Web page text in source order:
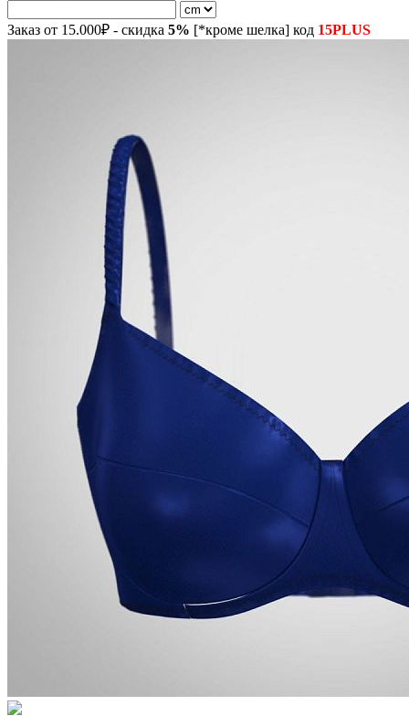
Заказ от 15.000₽ - скидка 5% [*кроме шелка] код 15PLUS